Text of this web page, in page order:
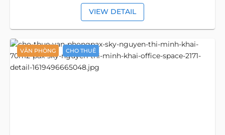
VIEW DETAIL
VĂN PHÒNG CHO THUÊ